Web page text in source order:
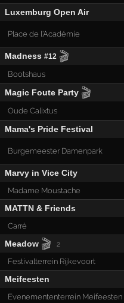
Luxemburg Open Air
Place de l'Académie
Madness#12 🎬
Bootshaus
Magic Foute Party 🎬
Oude Calixtus
Mama's Pride Festival
Burgemeester Damenpark
Marvy in Vice City
Madame Moustache
MATTN & Friends
Carré
Meadow 🎬 2
Festivalterrein Rijkevoort
Meifeesten
Evenemententerrein Meifeesten